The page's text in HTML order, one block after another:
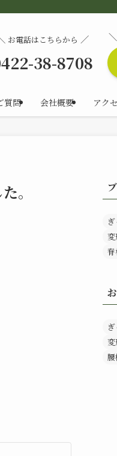
質問 会社概要 アク
お電話はこちらから ／
38-8708
。